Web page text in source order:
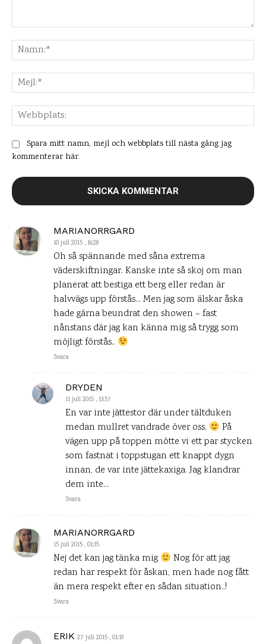
MARIANORRGARD
10 juli 2015 , 16:28
Oh så spännande med såna extrema
väderskiftningar. Kanske inte så skoj om man
planerat att bestiga ett berg eller redan är
halvvägs upp förstås… Men jag som älskar åska
hade gärna beundrat den showen – fast
nånstans där jag kan känna mig så trygg som
möjligt förstås..
Svara
DRYDEN
11 juli 2015 , 13:57
En var inte jättestor där under tältduken
medan mullret vandrade över oss.
På
vägen upp på toppen mötte vi ett par stycken
som fastnat i toppstugan ett knappt dygn
innan, de var inte jättekaxiga. Jag klandrar
dem inte…
Svara
MARIANORRGARD
15 juli 2015 , 01:35
Nej det kan jag tänka mig
Nog för att jag
redan har respekt för åskan, men hade nog fått
än mera respekt efter en sådan situation..!
Svara
ERIK 27 juli 2015 , 01:19
Spara mitt namn, mejl och webbplats till nästa gång jag
kommenterar här.